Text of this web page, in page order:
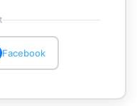
Facebook